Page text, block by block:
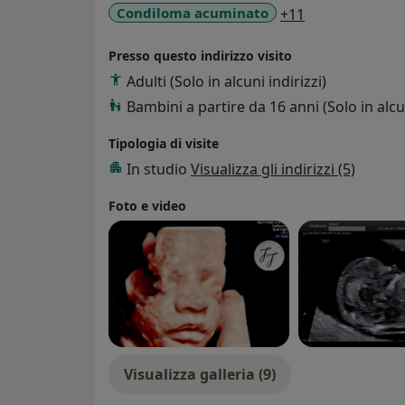
prenatale. Ho inoltre maturato esperienza
Condiloma acuminato
+11
Presso questo indirizzo visito
Adulti (Solo in alcuni indirizzi)
Bambini a partire da 16 anni (Solo in
Tipologia di visite
In studio Visualizza gli indirizzi (5)
Foto e video
Visualizza galleria (9)